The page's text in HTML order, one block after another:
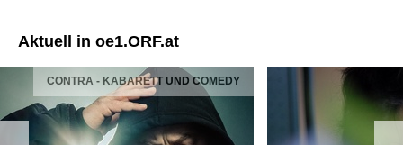
Label: Warner Music 2564674078
Komponist/Komponistin: Radiohead
Album: RADIOHEAD: THE BEST OF
Titel: Karma police (davon 30 Sekunden unterlegt)
Aktuell in oe1.ORF.at
CONTRA - KABARETT UND COMEDY